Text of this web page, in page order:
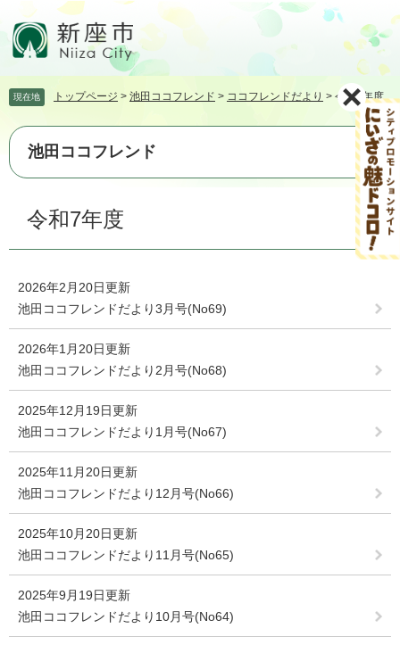
頭
す。
飛
し
て
現在地 トップページ > 池田ココフレンド > ココフレンドだより > 令和7年度
池田ココフレンド
令和7年度
2026年2月20日更新
池田ココフレンドだより3月号(No69)
2026年1月20日更新
池田ココフレンドだより2月号(No68)
2025年12月19日更新
池田ココフレンドだより1月号(No67)
2025年11月20日更新
池田ココフレンドだより12月号(No66)
2025年10月20日更新
池田ココフレンドだより11月号(No65)
2025年9月19日更新
池田ココフレンドだより10月号(No64)